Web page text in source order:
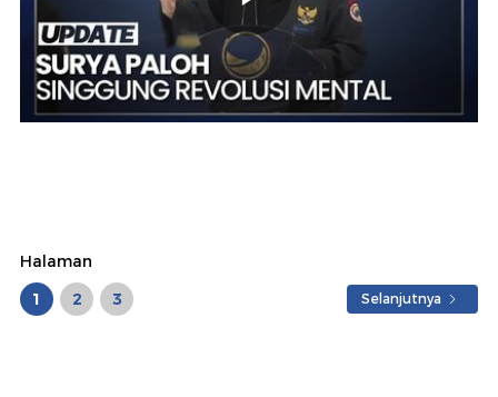
Halaman
1
2 3 Selanjutnya